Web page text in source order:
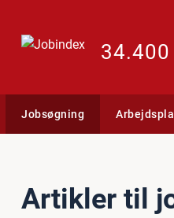
34.400
Jobsøgning
Artikler til